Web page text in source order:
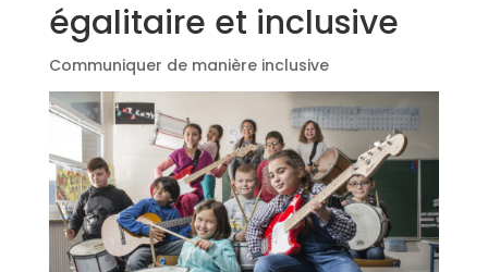
égalitaire et inclusive
Communiquer de manière inclusive